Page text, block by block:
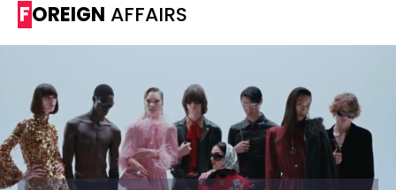
FOREIGN AFFAIRS